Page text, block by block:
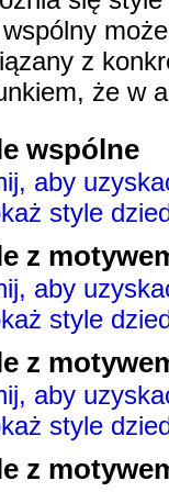
z
że w
wspólne
aby
style
z
aby
style
z
aby
style
z